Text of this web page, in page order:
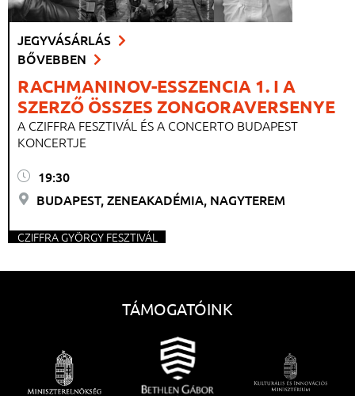
RACHMANINOV-ESSZENCIA 1. I A
SZERZŐ ÖSSZES ZONGORAVERSENYE
A CZIFFRA FESZTIVÁL ÉS A CONCERTO BUDAPEST
KONCERTJE
19:30
BUDAPEST, ZENEAKADÉMIA, NAGYTEREM
CZIFFRA GYÖRGY FESZTIVÁL
JEGYVÁSÁRLÁS
BŐVEBBEN
TÁMOGATÓINK